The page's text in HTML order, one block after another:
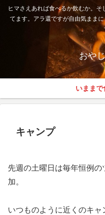
ヒマさえあれば食べるか飲むか。
てます。アラ還ですが自由気まま
おや
いままで
キャンプ
先週の土曜日は毎年恒例
加。
いつものように近くのキャ